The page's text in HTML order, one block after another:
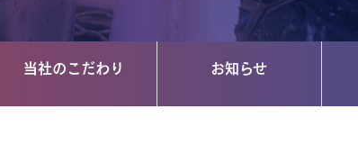
当社のこだわり お知らせ